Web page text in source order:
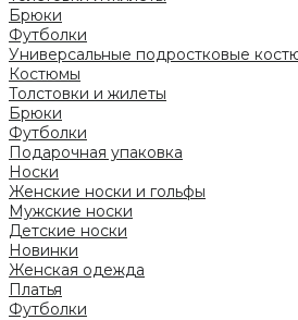
Брюки
Футболки
Универсальные подростковые
Костюмы
Толстовки и жилеты
Брюки
Футболки
Подарочная упаковка
Носки
Женские носки и гольфы
Мужские носки
Детские носки
Новинки
Женская одежда
Платья
Футболки